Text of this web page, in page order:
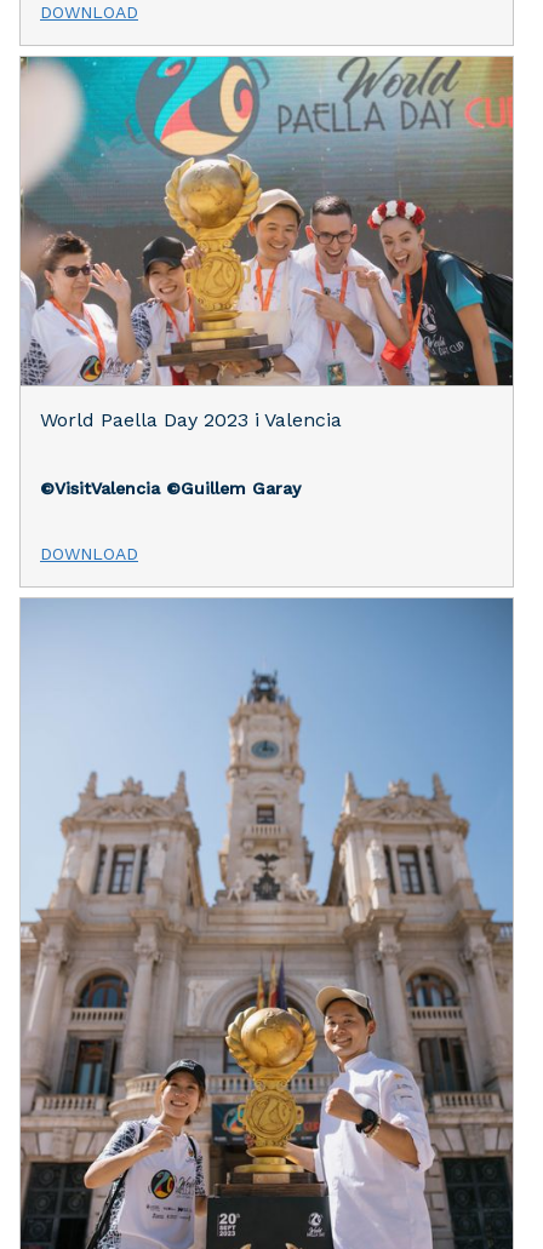
DOWNLOAD
World Paella Day 2023 i Valencia
©VisitValencia ©Guillem Garay
DOWNLOAD